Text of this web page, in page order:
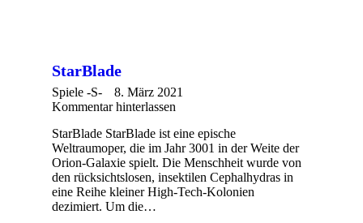
StarBlade
Spiele -S-
8. März 2021
Kommentar hinterlassen
StarBlade StarBlade ist eine epische
Weltraumoper, die im Jahr 3001 in der Weite der
Orion-Galaxie spielt. Die Menschheit wurde von
den rücksichtslosen, insektilen Cephalhydras in
eine Reihe kleiner High-Tech-Kolonien
dezimiert. Um die…